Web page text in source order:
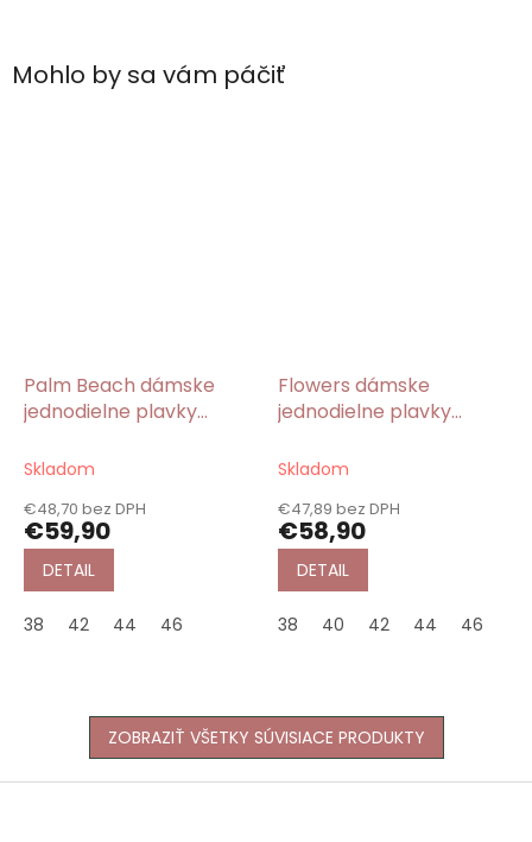
Mohlo by sa vám páčiť
Palm Beach dámske
jednodielne plavky
Skladom
€48,70 bez DPH
€59,90
DETAIL
38 42 44 46
Flowers dámske
jednodielne plavky
Skladom
€47,89 bez DPH
€58,90
DETAIL
38 40 42 44 46
ZOBRAZIŤ VŠETKY SÚVISIACE PRODUKTY
Z